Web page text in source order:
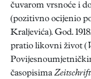
čuvarom vrsnoće i
(pozitivno ocijenio
Kraljevića). God.
pratio likovni život (
časopisima